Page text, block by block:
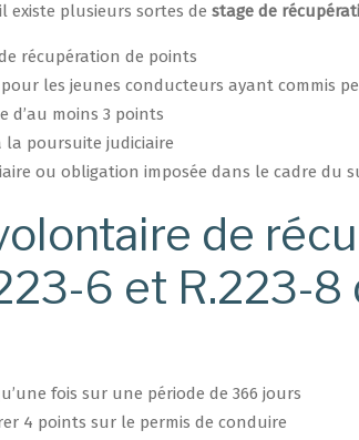
existe plusieurs sortes de stage de
récupération de points
les jeunes conducteurs ayant commis
d’au moins 3 points
poursuite judiciaire
ou obligation imposée dans le cadre du
de
6 et R.223-8
fois sur une période de 366 jours
4 points sur le permis de conduire